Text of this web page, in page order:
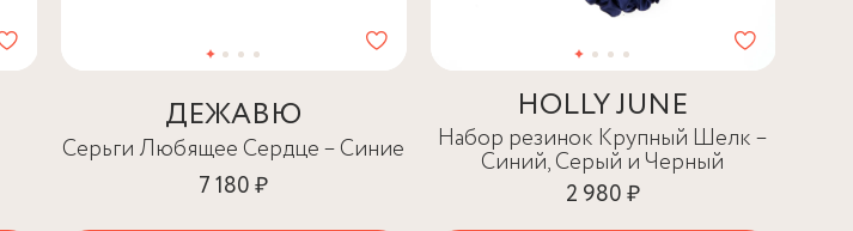
ДЕЖАВЮ
Серьги Любящее Сердце – Синие
7 180 ₽
HOLLY JUNE
Набор резинок Крупный Шелк –
Синий, Серый и Черный
2 980 ₽